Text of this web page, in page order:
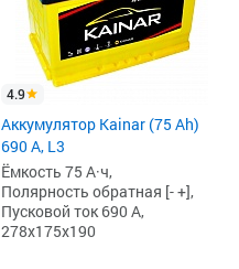
4.9
Аккумулятор Kainar (75 Ah)
690 А, L3
Ёмкость 75 А·ч,
Полярность обратная [- +],
Пусковой ток 690 А,
278x175x190